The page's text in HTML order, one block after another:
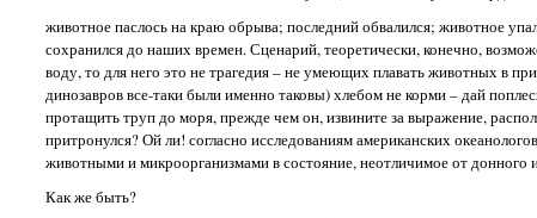
животное паслось на краю обрыва; последний обвалился; животное
сохранился до наших времен. Сценарий, теоретически, конечно,
воду, то для него это не трагедия – не умеющих плавать животных в
динозавров все-таки были именно таковы) хлебом не корми – дай
протащить труп до моря, прежде чем он, извините за выражение,
притронулся? Ой ли! согласно исследованиям американских
животными и микроорганизмами в состояние, неотличимое от донного
Как же быть?